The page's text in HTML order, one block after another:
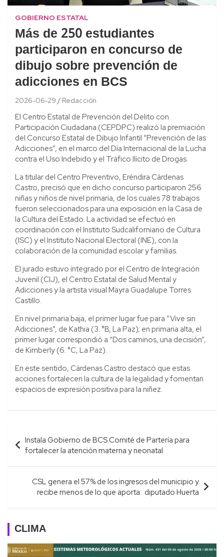
GOBIERNO ESTATAL
Más de 250 estudiantes
participaron en concurso de
dibujo sobre prevención de
adicciones en BCS
2026-06-29 Redacción
El Centro Estatal de Prevención del Delito con
Participación Ciudadana (CEPDPC) realizó la premiación
del Concurso Estatal de Dibujo Infantil “Prevención de las
Adicciones”, en el marco del Día Internacional de la Lucha
contra el Uso Indebido y el Tráfico Ilícito de Drogas.
La titular del Centro Preventivo, Eréndira Cárdenas
Castro, precisó que en dicho concurso participaron 256
niñas y niños de nivel primaria, de los cuales 78 trabajos
fueron seleccionados para una exposición en la Casa de
la Cultura del Estado. La actividad se efectuó en
coordinación con el Instituto Sudcaliforniano de Cultura
(ISC) y el Instituto Nacional Electoral (INE), con la
colaboración de la comunidad escolar y familias.
El jurado estuvo integrado por el Centro de Integración
Juvenil (CIJ), el Centro Estatal de Salud Mental y
Adicciones y la artista visual Mayra Guadalupe Torres
Castillo.
En nivel primaria baja, el primer lugar fue para “Vive sin
Adicciones”, de Kathia (3. °B, La Paz); en primaria alta, el
primer lugar correspondió a “Dos caminos, una decisión”,
de Kimberly (6. °C, La Paz).
En este sentido, Cárdenas Castro destacó que estas
acciones fortalecen la cultura de la legalidad y fomentan
espacios de expresión positiva para la niñez.
Navegación
de
entradas
Instala Gobierno de BCS Comité de Partería para
fortalecer la atención materna y neonatal
CSL genera el 57% de los ingresos del municipio y
recibe menos de lo que aporta: diputado Huerta
CLIMA